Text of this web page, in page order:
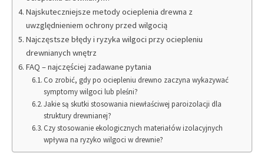
Najskuteczniejsze metody ocieplenia drewna z
uwzględnieniem ochrony przed wilgocią
Najczęstsze błędy i ryzyka wilgoci przy ociepleniu
drewnianych wnętrz
FAQ – najczęściej zadawane pytania
Co zrobić, gdy po ociepleniu drewno zaczyna wykazywać
symptomy wilgoci lub pleśni?
Jakie są skutki stosowania niewłaściwej paroizolacji dla
struktury drewnianej?
Czy stosowanie ekologicznych materiałów izolacyjnych
wpływa na ryzyko wilgoci w drewnie?